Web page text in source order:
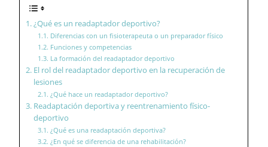
¿Qué es un readaptador deportivo?
Diferencias con un fisioterapeuta o un preparador físico
Funciones y competencias
La formación del readaptador deportivo
El rol del readaptador deportivo en la recuperación de
lesiones
¿Qué hace un readaptador deportivo?
Readaptación deportiva y reentrenamiento físico-
deportivo
¿Qué es una readaptación deportiva?
¿En qué se diferencia de una rehabilitación?